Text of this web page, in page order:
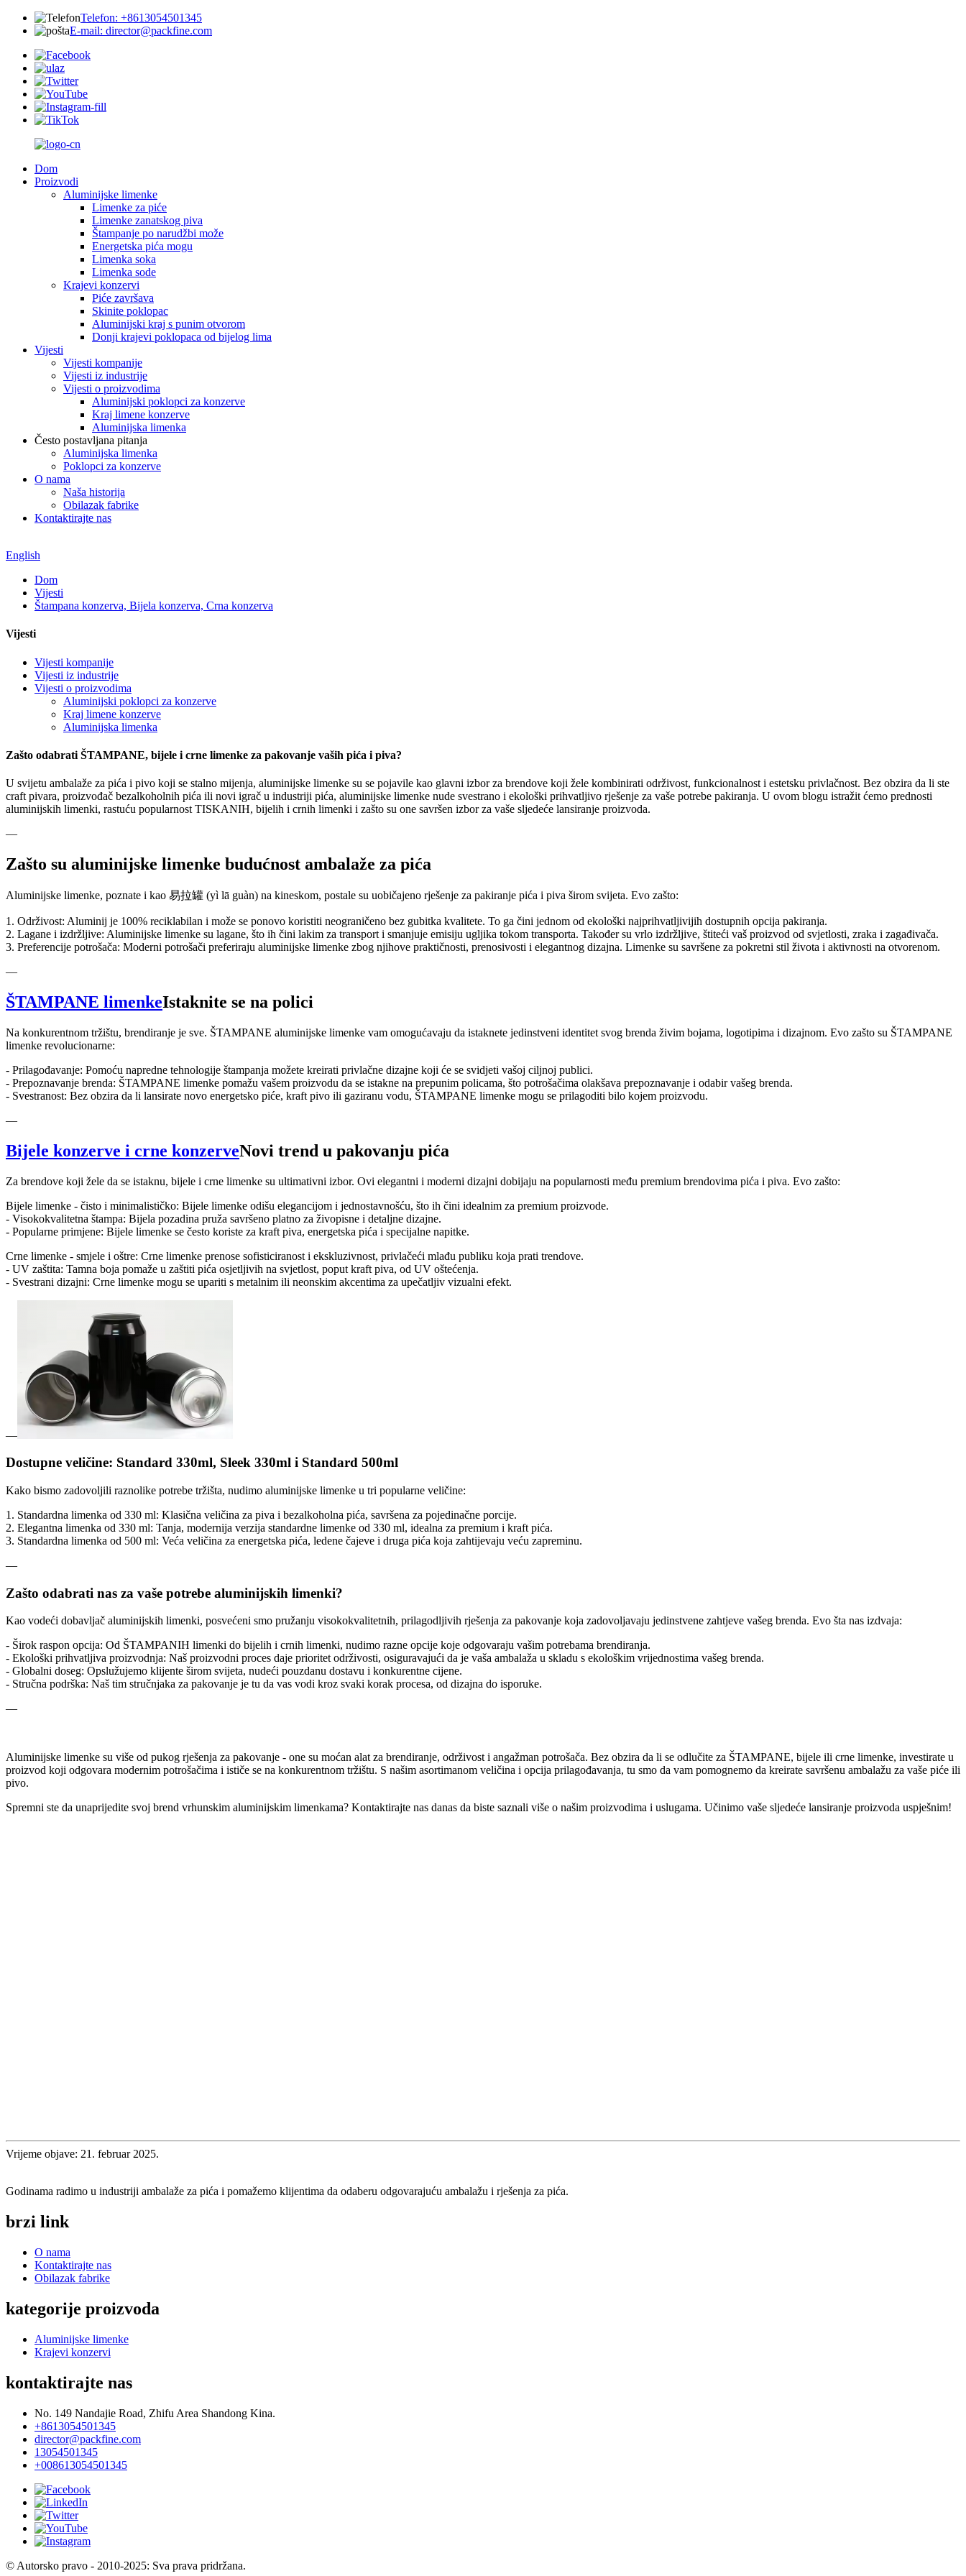
Telefon: +8613054501345
E-mail: director@packfine.com
Dom
Proizvodi
Aluminijske limenke
Limenke za piće
Limenke zanatskog piva
Štampanje po narudžbi može
Energetska pića mogu
Limenka soka
Limenka sode
Krajevi konzervi
Piće završava
Skinite poklopac
Aluminijski kraj s punim otvorom
Donji krajevi poklopaca od bijelog lima
Vijesti
Vijesti kompanije
Vijesti iz industrije
Vijesti o proizvodima
Aluminijski poklopci za konzerve
Kraj limene konzerve
Aluminijska limenka
Često postavljana pitanja
Aluminijska limenka
Poklopci za konzerve
O nama
Naša historija
Obilazak fabrike
Kontaktirajte nas
English
Dom
Vijesti
Štampana konzerva, Bijela konzerva, Crna konzerva
Vijesti
Vijesti kompanije
Vijesti iz industrije
Vijesti o proizvodima
Aluminijski poklopci za konzerve
Kraj limene konzerve
Aluminijska limenka
Zašto odabrati ŠTAMPANE, bijele i crne limenke za pakovanje vaših pića i piva?
U svijetu ambalaže za pića i pivo koji se stalno mijenja, aluminijske limenke su se pojavile kao glavni izbor za brendove koji žele kombinirati održivost, funkcionalnost i estetsku privlačnost. Bez obzira da li ste
craft pivara, proizvođač bezalkoholnih pića ili novi igrač u industriji pića, aluminijske limenke nude svestrano i ekološki prihvatljivo rješenje za vaše potrebe pakiranja. U ovom blogu istražit ćemo prednosti
aluminijskih limenki, rastuću popularnost TISKANIH, bijelih i crnih limenki i zašto su one savršen izbor za vaše sljedeće lansiranje proizvoda.
—
Zašto su aluminijske limenke budućnost ambalaže za pića
Aluminijske limenke, poznate i kao 易拉罐 (yì lā guàn) na kineskom, postale su uobičajeno rješenje za pakiranje pića i piva širom svijeta. Evo zašto:
1. Održivost: Aluminij je 100% reciklabilan i može se ponovo koristiti neograničeno bez gubitka kvalitete. To ga čini jednom od ekološki najprihvatljivijih dostupnih opcija pakiranja.
2. Lagane i izdržljive: Aluminijske limenke su lagane, što ih čini lakim za transport i smanjuje emisiju ugljika tokom transporta. Također su vrlo izdržljive, štiteći vaš proizvod od svjetlosti, zraka i zagađivača.
3. Preferencije potrošača: Moderni potrošači preferiraju aluminijske limenke zbog njihove praktičnosti, prenosivosti i elegantnog dizajna. Limenke su savršene za pokretni stil života i aktivnosti na otvorenom.
—
ŠTAMPANE limenkeIstaknite se na polici
Na konkurentnom tržištu, brendiranje je sve. ŠTAMPANE aluminijske limenke vam omogućavaju da istaknete jedinstveni identitet svog brenda živim bojama, logotipima i dizajnom. Evo zašto su ŠTAMPANE
limenke revolucionarne:
- Prilagođavanje: Pomoću napredne tehnologije štampanja možete kreirati privlačne dizajne koji će se svidjeti vašoj ciljnoj publici.
- Prepoznavanje brenda: ŠTAMPANE limenke pomažu vašem proizvodu da se istakne na prepunim policama, što potrošačima olakšava prepoznavanje i odabir vašeg brenda.
- Svestranost: Bez obzira da li lansirate novo energetsko piće, kraft pivo ili gaziranu vodu, ŠTAMPANE limenke mogu se prilagoditi bilo kojem proizvodu.
—
Bijele konzerve i crne konzerveNovi trend u pakovanju pića
Za brendove koji žele da se istaknu, bijele i crne limenke su ultimativni izbor. Ovi elegantni i moderni dizajni dobijaju na popularnosti među premium brendovima pića i piva. Evo zašto:
Bijele limenke - čisto i minimalističko: Bijele limenke odišu elegancijom i jednostavnošću, što ih čini idealnim za premium proizvode.
- Visokokvalitetna štampa: Bijela pozadina pruža savršeno platno za živopisne i detaljne dizajne.
- Popularne primjene: Bijele limenke se često koriste za kraft piva, energetska pića i specijalne napitke.
Crne limenke - smjele i oštre: Crne limenke prenose sofisticiranost i ekskluzivnost, privlačeći mlađu publiku koja prati trendove.
- UV zaštita: Tamna boja pomaže u zaštiti pića osjetljivih na svjetlost, poput kraft piva, od UV oštećenja.
- Svestrani dizajni: Crne limenke mogu se upariti s metalnim ili neonskim akcentima za upečatljiv vizualni efekt.
—
Dostupne veličine: Standard 330ml, Sleek 330ml i Standard 500ml
Kako bismo zadovoljili raznolike potrebe tržišta, nudimo aluminijske limenke u tri popularne veličine:
1. Standardna limenka od 330 ml: Klasična veličina za piva i bezalkoholna pića, savršena za pojedinačne porcije.
2. Elegantna limenka od 330 ml: Tanja, modernija verzija standardne limenke od 330 ml, idealna za premium i kraft pića.
3. Standardna limenka od 500 ml: Veća veličina za energetska pića, ledene čajeve i druga pića koja zahtijevaju veću zapreminu.
—
Zašto odabrati nas za vaše potrebe aluminijskih limenki?
Kao vodeći dobavljač aluminijskih limenki, posvećeni smo pružanju visokokvalitetnih, prilagodljivih rješenja za pakovanje koja zadovoljavaju jedinstvene zahtjeve vašeg brenda. Evo šta nas izdvaja:
- Širok raspon opcija: Od ŠTAMPANIH limenki do bijelih i crnih limenki, nudimo razne opcije koje odgovaraju vašim potrebama brendiranja.
- Ekološki prihvatljiva proizvodnja: Naš proizvodni proces daje prioritet održivosti, osiguravajući da je vaša ambalaža u skladu s ekološkim vrijednostima vašeg brenda.
- Globalni doseg: Opslužujemo klijente širom svijeta, nudeći pouzdanu dostavu i konkurentne cijene.
- Stručna podrška: Naš tim stručnjaka za pakovanje je tu da vas vodi kroz svaki korak procesa, od dizajna do isporuke.
—
Aluminijske limenke su više od pukog rješenja za pakovanje - one su moćan alat za brendiranje, održivost i angažman potrošača. Bez obzira da li se odlučite za ŠTAMPANE, bijele ili crne limenke, investirate u
proizvod koji odgovara modernim potrošačima i ističe se na konkurentnom tržištu. S našim asortimanom veličina i opcija prilagođavanja, tu smo da vam pomognemo da kreirate savršenu ambalažu za vaše piće ili
pivo.
Spremni ste da unaprijedite svoj brend vrhunskim aluminijskim limenkama? Kontaktirajte nas danas da biste saznali više o našim proizvodima i uslugama. Učinimo vaše sljedeće lansiranje proizvoda uspješnim!
Vrijeme objave: 21. februar 2025.
Godinama radimo u industriji ambalaže za pića i pomažemo klijentima da odaberu odgovarajuću ambalažu i rješenja za pića.
brzi link
O nama
Kontaktirajte nas
Obilazak fabrike
kategorije proizvoda
Aluminijske limenke
Krajevi konzervi
kontaktirajte nas
No. 149 Nandajie Road, Zhifu Area Shandong Kina.
+8613054501345
director@packfine.com
13054501345
+008613054501345
© Autorsko pravo - 2010-2025: Sva prava pridržana.